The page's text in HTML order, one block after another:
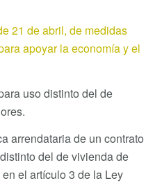
21 de abril, de medidas
apoyar la economía y el
uso distinto del de
arrendataria de un contrato
del de vivienda de
el artículo 3 de la Ley